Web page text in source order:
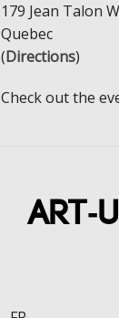
179 Jean Talon
Quebec
(Directions)
Check out the
Art-